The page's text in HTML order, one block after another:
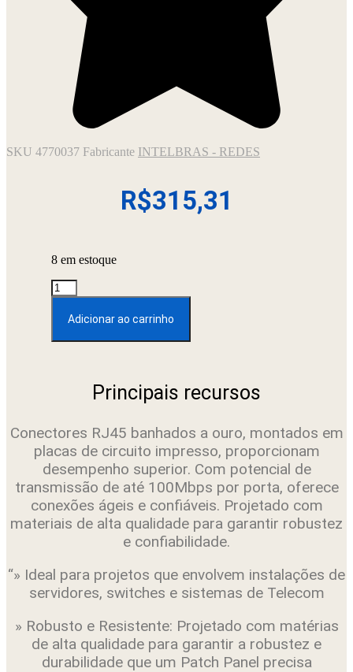
SKU 4770037 Fabricante INTELBRAS - REDES
R$315,31
8 em estoque
PATCH
PANEL
IMPACT
INTELBRAS
quantidade
Adicionar ao carrinho
Principais recursos
Conectores RJ45 banhados a ouro, montados em
placas de circuito impresso, proporcionam
desempenho superior. Com potencial de
transmissão de até 100Mbps por porta, oferece
conexões ágeis e confiáveis. Projetado com
materiais de alta qualidade para garantir robustez
e confiabilidade.
“» Ideal para projetos que envolvem instalações de
servidores, switches e sistemas de Telecom
» Robusto e Resistente: Projetado com matérias
de alta qualidade para garantir a robustez e
durabilidade que um Patch Panel precisa